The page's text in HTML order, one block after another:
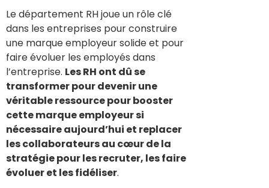
Le département RH joue un rôle clé
dans les entreprises pour construire
une marque employeur solide et pour
faire évoluer les employés dans
l’entreprise. Les RH ont dû se
transformer pour devenir une
véritable ressource pour booster
cette marque employeur si
nécessaire aujourd’hui et replacer
les collaborateurs au cœur de la
stratégie pour les recruter, les faire
évoluer et les fidéliser.